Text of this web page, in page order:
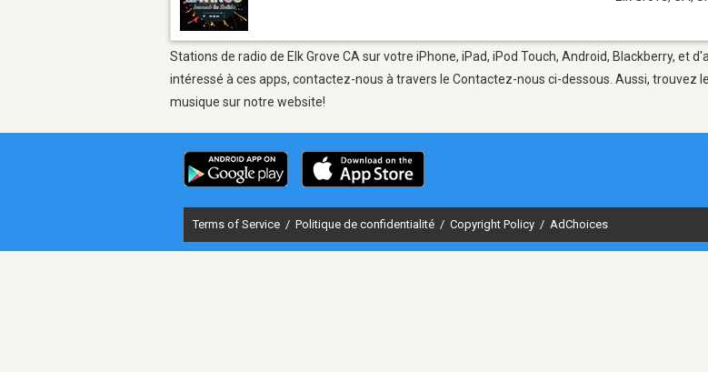
Stations de radio de Elk Grove CA sur votre iPhone, iPad, iPod Touch, Android, Blackberry, et
intéressé à ces apps, contactez-nous à travers le Contactez-nous ci-dessous. Aussi, trouvez
musique sur notre website!
Terms of Service / Politique de confidentialité / Copyright Policy / AdChoices